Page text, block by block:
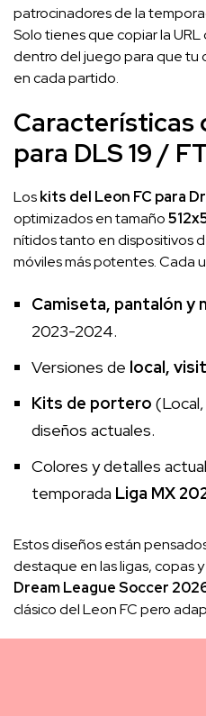
patrocinadores de la
Solo tienes que copiar la
dentro del juego para que tu
en cada partido.
Características
para DLS 19 /
Loskits del Leon FC para
optimizados en tamaño
nítidos tanto en dispositivos
móviles más potentes. Cada
Camiseta, pantalón y
2023-2024.
Versiones de local,
Kits de portero
diseños actuales.
Colores y detalles
temporada Liga MX
Estos diseños están
destaque en las ligas, copas
Dream League Soccer
clásico del Leon FC pero